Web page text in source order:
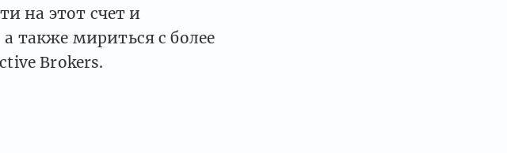
на этот счет и
также мириться с более
Brokers.